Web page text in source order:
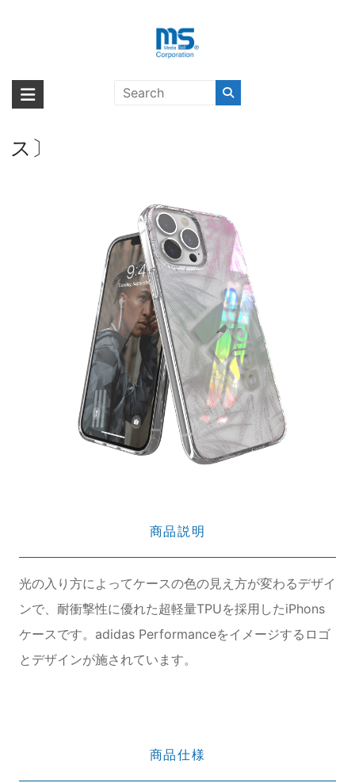
海外輸入ブランド商品｜株式会社
海外事業部が取り揃えている海外輸入商品には、日本では珍しい「海外ブ
ランド」をはじめ「ユニークな商品」「機能的な商品」「コストパフォー
Performance Palm Tree iPhone 13
ス〕
商品説明
光の入り方によってケースの色の見え方が変わるデザイ
ンで、耐衝撃性に優れた超軽量TPUを採用したiPhons
ケースです。adidas Performanceをイメージするロゴ
とデザインが施されています。
商品仕様